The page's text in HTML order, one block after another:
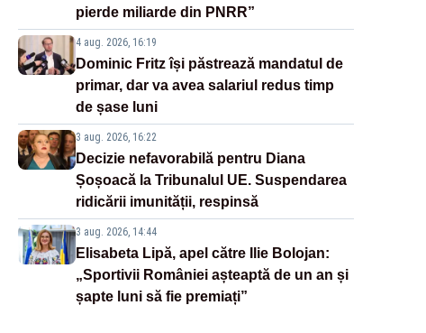
pierde miliarde din PNRR”
4 aug. 2026, 16:19
Dominic Fritz își păstrează mandatul de
primar, dar va avea salariul redus timp
de șase luni
3 aug. 2026, 16:22
Decizie nefavorabilă pentru Diana
Șoșoacă la Tribunalul UE. Suspendarea
ridicării imunității, respinsă
3 aug. 2026, 14:44
Elisabeta Lipă, apel către Ilie Bolojan:
„Sportivii României așteaptă de un an și
șapte luni să fie premiați”